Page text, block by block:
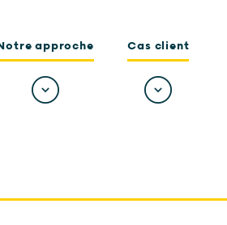
approche Cas client